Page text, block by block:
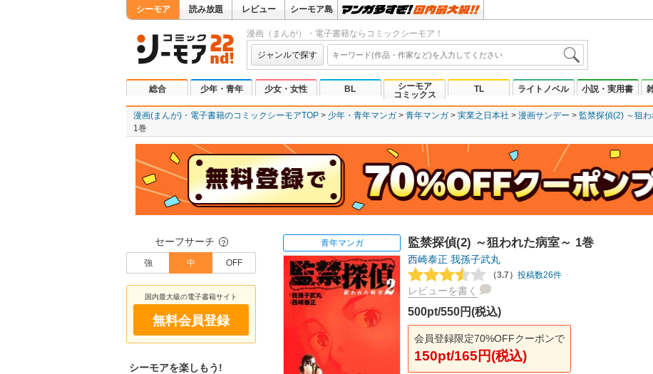
シーモア 読み放題 レビュー シーモア島
漫画（まんが）・電子書籍ならコミックシーモア！
ジャンルで探す
総合 少年・青年 少女・女性 BL
シーモア
コミックス
TL ライトノベル 小説・実用書
漫画(まんが)・電子書籍のコミックシーモアTOP 少年・青年マンガ 青年マンガ 実業之日本社 漫画サンデー 監禁探偵(2) ～狙
1巻
セーフサーチ ？
強 中 OFF
国内最大級の電子書籍サイト
無料会員登録
シーモアを楽しもう!
青年マンガ 監禁探偵(2) ～狙われた病室～ 1巻
西崎泰正 我孫子武丸
（3.7） 投稿数26件
レビューを書く
500pt/550円(税込)
会員登録限定70%OFFクーポンで
150pt/165円(税込)